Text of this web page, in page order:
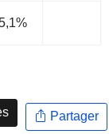
Partager